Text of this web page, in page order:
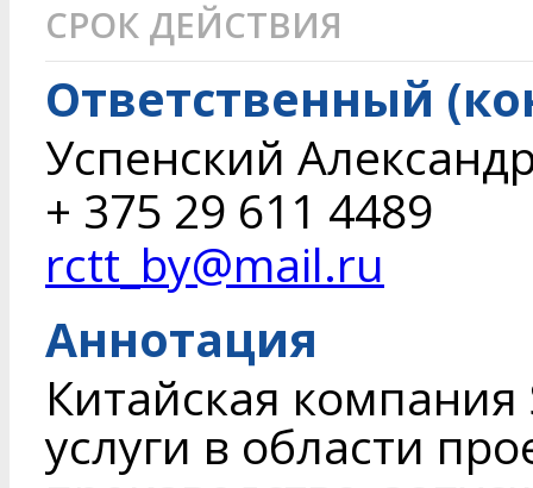
СРОК ДЕЙСТВИЯ
Ответственный
Успенский
+ 375 29 611 4489
rctt_by@mail.ru
Аннотация
Китайская компания
услуги в области